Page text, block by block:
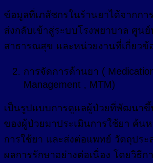
ข้อมูลที่เภสัชกรในร้านยาได้จากกา
ส่งกลับเข้าสู่ระบบโรงพยาบาล ศูนย์
สาธารณสุข และหน่วยงานที่เกี่ยวข้
การจัดการด้านยา (
Management , MTM)
เป็นรูปแบบการดูแลผู้ป่วยที่พัฒนาขึ้
ของผู้ป่วยมาประเมินการใช้ยา ค้น
การใช้ยา และส่งต่อแพทย์ วัตถุประ
ผลการรักษาอย่างต่อเนื่อง โดยวิธีก